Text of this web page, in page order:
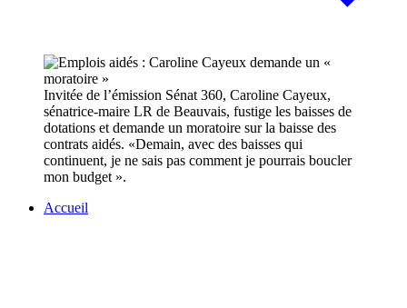
Invitée de l’émission Sénat 360, Caroline Cayeux,
sénatrice-maire LR de Beauvais, fustige les baisses de
dotations et demande un moratoire sur la baisse des
contrats aidés. «Demain, avec des baisses qui
continuent, je ne sais pas comment je pourrais boucler
mon budget ».
Accueil